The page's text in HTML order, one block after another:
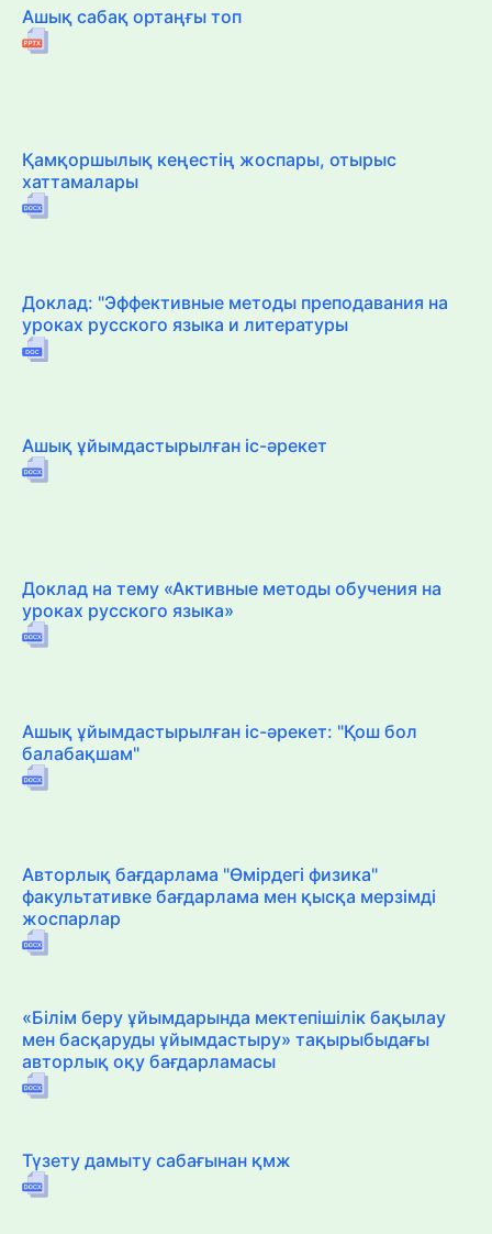
Ашық сабақ ортаңғы топ
Қамқоршылық кеңестің жоспары, отырыс
хаттамалары
Доклад: "Эффективные методы преподавания на
уроках русского языка и литературы
Ашық ұйымдастырылған іс-әрекет
Доклад на тему «Активные методы обучения на
уроках русского языка»
Ашық ұйымдастырылған іс-әрекет: "Қош бол
балабақшам"
Авторлық бағдарлама "Өмірдегі физика"
факультативке бағдарлама мен қысқа мерзімді
жоспарлар
«Білім беру ұйымдарында мектепішілік бақылау
мен басқаруды ұйымдастыру» тақырыбыдағы
авторлық оқу бағдарламасы
Түзету дамыту сабағынан қмж